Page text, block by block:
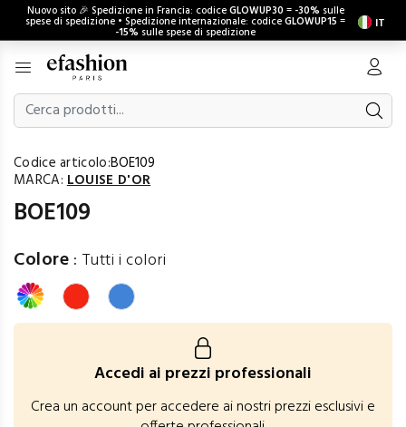
Nuovo sito 🎉 Spedizione in Francia: codiceGLOWUP30 = -30% sulle
spese di spedizione • Spedizione internazionale: codiceGLOWUP15 =
-15% sulle spese di spedizione IT
Codice articolo:BOE109
MARCA: LOUISE D'OR
BOE109
Colore : Tutti i colori
Accedi ai prezzi professionali
Crea un account per accedere ai nostri prezzi esclusivi e